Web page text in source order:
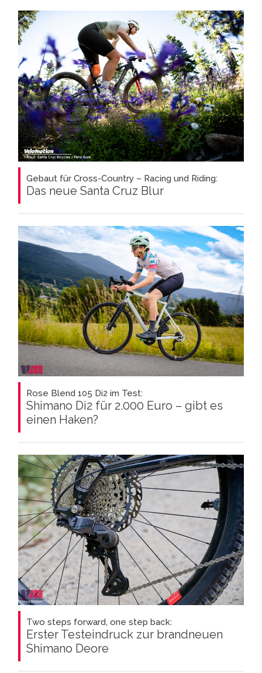
Gebaut für Cross-Country – Racing und Riding:
Das neue Santa Cruz Blur
Rose Blend 105 Di2 im Test:
Shimano Di2 für 2.000 Euro – gibt es
einen Haken?
Two steps forward, one step back:
Erster Testeindruck zur brandneuen
Shimano Deore